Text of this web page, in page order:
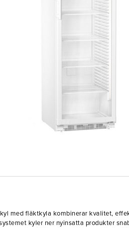
med fläktkyla kombinerar kvalitet,
kyler ner nyinsatta produkter